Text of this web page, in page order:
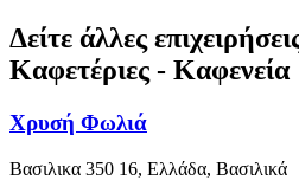
Δείτε άλλες
Καφετέριες - Καφενεία
Χρυσή Φωλιά
Βασιλικα 350 16, Ελλάδα, Βασιλικά